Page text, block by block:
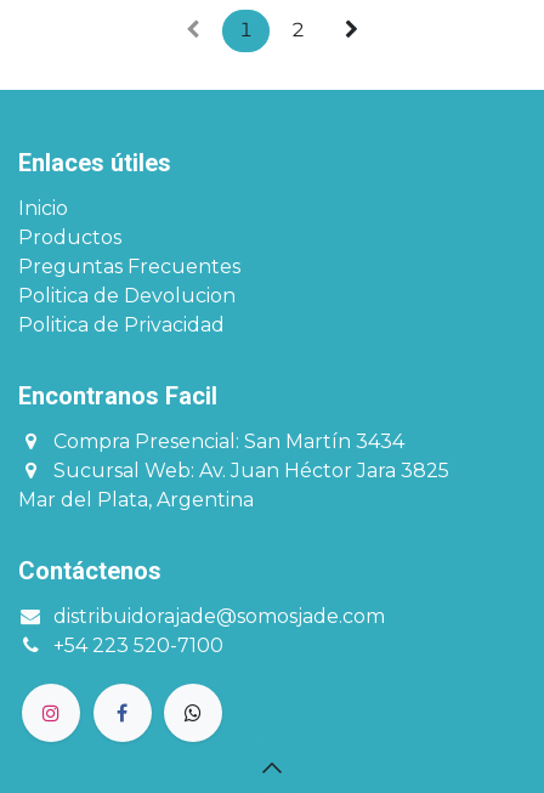
1 2
Enlaces útiles
Inicio
Productos
Preguntas Frecuentes
Politica de Devolucion
Politica de Privacidad
Encontranos Facil​​​
Compra Presencial: San Martín 3434
Sucursal Web: Av. Juan Héctor Jara 3825
Mar del Plata, Argentina
Contáctenos
distribuidorajade@somosjade.com
+54 223 520-7100